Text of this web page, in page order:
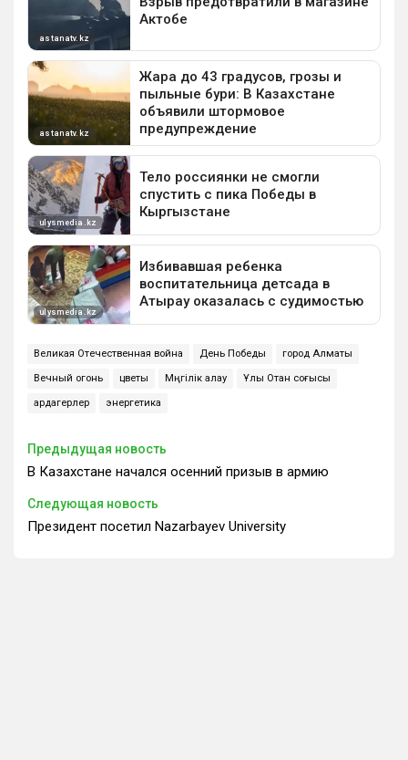
Великая Отечественная война День Победы город Алматы
Вечный огонь цветы Мәңгілік алау Ұлы Отан соғысы
ардагерлер энергетика
Предыдущая новость
В Казахстане начался осенний призыв в армию
Следующая новость
Президент посетил Nazarbayev University